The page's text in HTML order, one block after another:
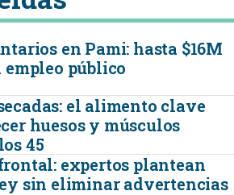
en Pami: hasta $16M
empleo público
el alimento clave
huesos y músculos
45
expertos plantean
sin eliminar advertencias